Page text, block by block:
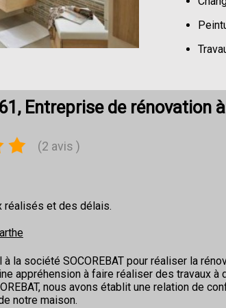
61, Entreprise de rénovation
(2 avis )
réalisés et des délais.
la société SOCOREBAT pour réaliser la
appréhension à faire réaliser des travaux à
nous avons établit une relation de
notre maison.